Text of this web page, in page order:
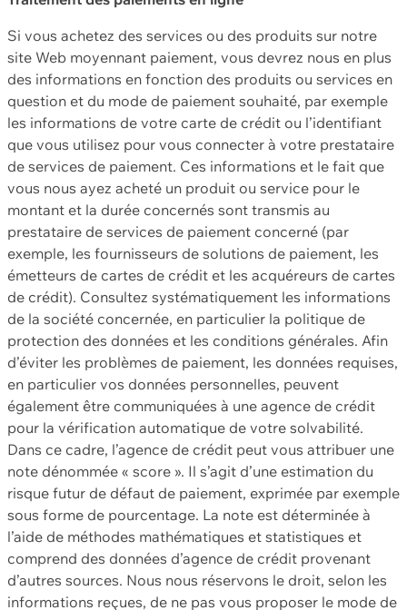
Si vous achetez des services ou des produits sur notre
site Web moyennant paiement, vous devrez nous en plus
des informations en fonction des produits ou services en
question et du mode de paiement souhaité, par exemple
les informations de votre carte de crédit ou l’identifiant
que vous utilisez pour vous connecter à votre prestataire
de services de paiement. Ces informations et le fait que
vous nous ayez acheté un produit ou service pour le
montant et la durée concernés sont transmis au
prestataire de services de paiement concerné (par
exemple, les fournisseurs de solutions de paiement, les
émetteurs de cartes de crédit et les acquéreurs de cartes
de crédit). Consultez systématiquement les informations
de la société concernée, en particulier la politique de
protection des données et les conditions générales. Afin
d’éviter les problèmes de paiement, les données requises,
en particulier vos données personnelles, peuvent
également être communiquées à une agence de crédit
pour la vérification automatique de votre solvabilité.
Dans ce cadre, l’agence de crédit peut vous attribuer une
note dénommée « score ». Il s’agit d’une estimation du
risque futur de défaut de paiement, exprimée par exemple
sous forme de pourcentage. La note est déterminée à
l’aide de méthodes mathématiques et statistiques et
comprend des données d’agence de crédit provenant
d’autres sources. Nous nous réservons le droit, selon les
informations reçues, de ne pas vous proposer le mode de